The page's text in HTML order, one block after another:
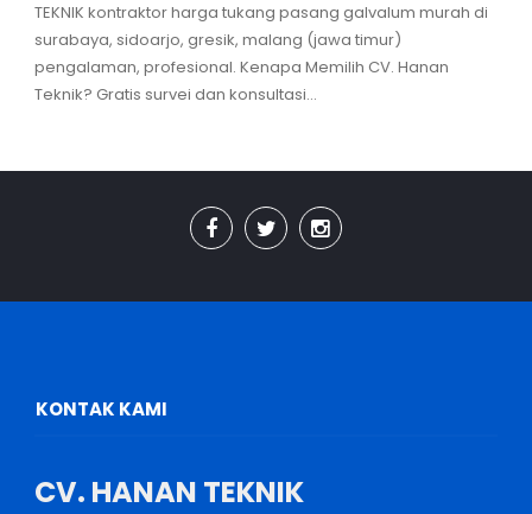
TEKNIK kontraktor harga tukang pasang galvalum murah di
surabaya, sidoarjo, gresik, malang (jawa timur)
pengalaman, profesional. Kenapa Memilih CV. Hanan
Teknik? Gratis survei dan konsultasi...
KONTAK KAMI
CV. HANAN TEKNIK